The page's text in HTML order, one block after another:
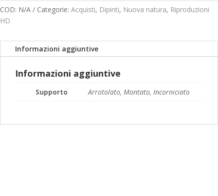
da
249,00€
COD: N/A Categorie: Acquisti, Dipinti, Nuova natura, Riproduzioni
HD
Informazioni aggiuntive
Informazioni aggiuntive
Supporto Arrotolato, Montato, Incorniciato